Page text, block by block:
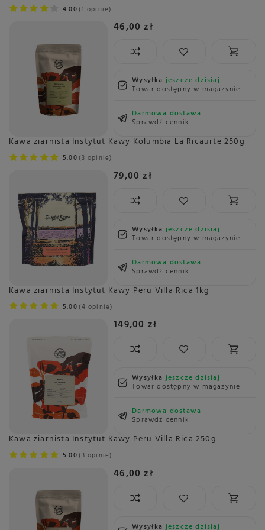
4.00 1 opinie
46,00 zł
Wysyłkajeszcze dzisiaj
Towar dostępny w magazynie
Darmowa dostawa
Sprawdź cennik
Kawa ziarnista Instytut Kawy Kolumbia La Ricaurte 250g
5.00 3 opinie
79,00 zł
Wysyłkajeszcze dzisiaj
Towar dostępny w magazynie
Darmowa dostawa
Sprawdź cennik
Kawa ziarnista Instytut Kawy Peru Villa Rica 1kg
5.00 4 opinie
149,00 zł
Wysyłkajeszcze dzisiaj
Towar dostępny w magazynie
Darmowa dostawa
Sprawdź cennik
Kawa ziarnista Instytut Kawy Peru Villa Rica 250g
5.00 3 opinie
46,00 zł
Wysyłkajeszcze dzisiaj